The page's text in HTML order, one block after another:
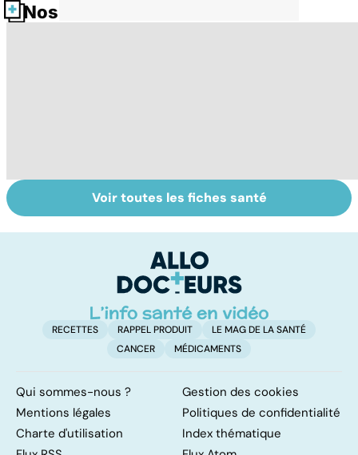
Nos fiches santé
Comment
maîtriser le
Accident
vasculaire
également
touché
Voir toutes les fiches santé
RECETTES RAPPEL PRODUIT
LE MAG DE LA SANTÉ
CANCER
MÉDICAMENTS
Qui sommes-nous ?
Gestion des cookies
Mentions légales
Politiques de confidentialité
Charte d'utilisation
Index thématique